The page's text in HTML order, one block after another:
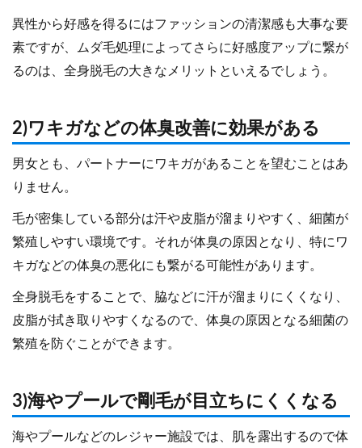
異性から好感を得るにはファッションの清潔感も大事な要
素ですが、ムダ毛処理によってさらに好感度アップに繋が
るのは、全身脱毛の大きなメリットといえるでしょう。
2)ワキガなどの体臭改善に効果がある
男女とも、パートナーにワキガがあることを望むことはあ
りません。
毛が密集している部分は汗や皮脂が溜まりやすく、細菌が
繁殖しやすい環境です。それが体臭の原因となり、特にワ
キガなどの体臭の悪化にも繋がる可能性があります。
全身脱毛をすることで、脇などに汗が溜まりにくくなり、
皮脂が拭き取りやすくなるので、体臭の原因となる細菌の
繁殖を防ぐことができます。
3)海やプールで剛毛が目立ちにくくなる
海やプールなどのレジャー施設では、肌を露出するので体